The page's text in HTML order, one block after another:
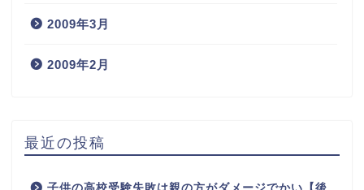
2009年3月
2009年2月
最近の投稿